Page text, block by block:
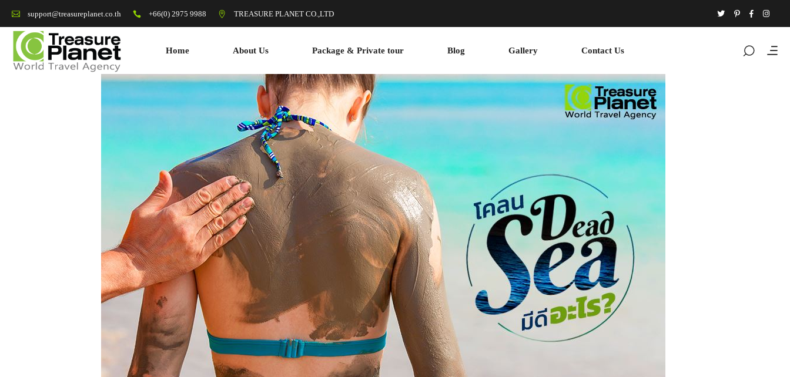
support@treasureplanet.co.th +66(0) 2975 9988 TREASURE PLANET CO.,LTD
Home About Us Package & Private tour Blog Gallery Contact Us